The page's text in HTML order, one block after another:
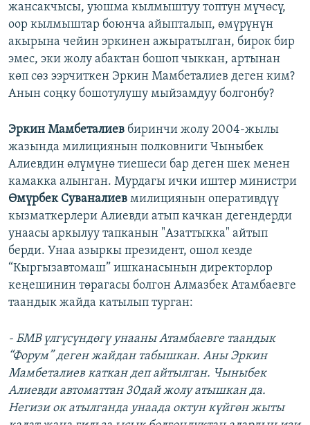
жансакчысы, уюшма кылмыштуу топтун мүчөсү,
оор кылмыштар боюнча айыпталып, өмүрүнүн
акырына чейин эркинен ажыратылган, бирок бир
эмес, эки жолу абактан бошоп чыккан, артынан
көп сөз ээрчиткен Эркин Мамбеталиев деген ким?
Анын соңку бошотулушу мыйзамдуу болгонбу?
Эркин Мамбеталиев биринчи жолу 2004-жылы
жазында милициянын полковниги Чыныбек
Алиевдин өлүмүнө тиешеси бар деген шек менен
камакка алынган. Мурдагы ички иштер министри
Өмүрбек Суваналиев милициянын оперативдүү
кызматкерлери Алиевди атып качкан дегендерди
унаасы аркылуу тапканын "Азаттыкка" айтып
берди. Унаа азыркы президент, ошол кезде
“Кыргызавтомаш” ишканасынын директорлор
кеңешинин төрагасы болгон Алмазбек Атамбаевге
таандык жайда катылып турган:
- БМВ үлгүсүндөгү унааны Атамбаевге таандык
“Форум” деген жайдан табышкан. Аны Эркин
Мамбеталиев каткан деп айтылган. Чыныбек
Алиевди автоматтан 30дай жолу атышкан да.
Негизи ок атылганда унаада октун күйгөн жыты